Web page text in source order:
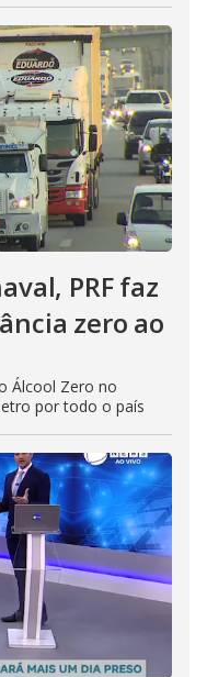
PRF faz
zero ao
Álcool Zero no
por todo o país